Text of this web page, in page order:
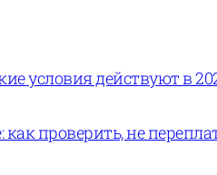
условия действуют в
проверить, не